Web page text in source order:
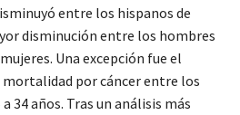
entre los hispanos de
disminución entre los hombres
Una excepción fue el
mortalidad por cáncer entre los
34 años. Tras un análisis más